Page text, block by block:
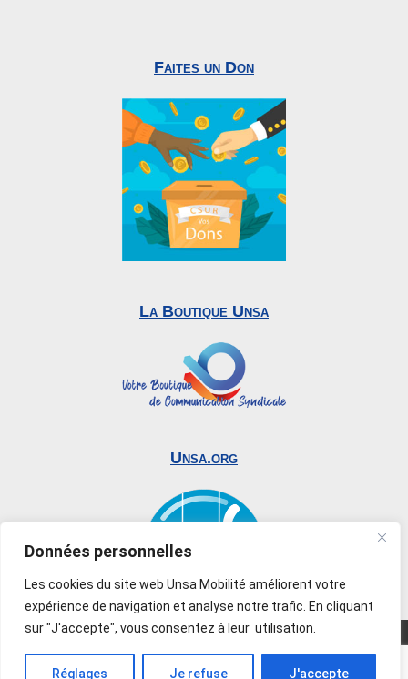
Données personnelles
Les cookies du site web Unsa Mobilité améliorent votre
expérience de navigation et analyse notre trafic. En cliquant
sur "J'accepte", vous consentez à leur utilisation.
Réglages Je refuse J'accepte
Faites un Don
La Boutique Unsa
Unsa.org
© 2019-2026 UNSA Mobilité. Tous droits réservés –
Reproduction interdite –
Mentions légales